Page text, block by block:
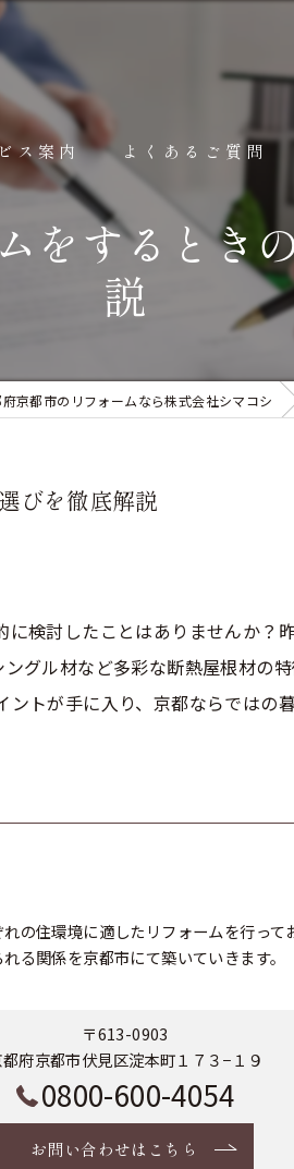
ス案内 よくあるご質問
をするとき
説
京都市のリフォームなら株式会社シマコシ
びを徹底解説
検討したことはありませんか
グル材など多彩な断熱屋根材の
トが手に入り、京都ならではの
の住環境に適したリフォームを行っ
る関係を京都市にて築いていきます。
〒613-0903
府京都市伏見区淀本町１７３−１９
0800-600-4054
お問い合わせはこちら